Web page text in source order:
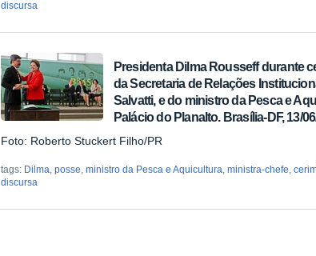
discursa
Presidenta Dilma Rousseff durante
da Secretaria de Relações
Salvatti, e do ministro da Pesca e
Palácio do Planalto. Brasília-DF, 13/
Foto: Roberto Stuckert Filho/PR
tags: Dilma ,posse ,ministro da Pesca e Aquicultura ,ministra-chefe ,
discursa